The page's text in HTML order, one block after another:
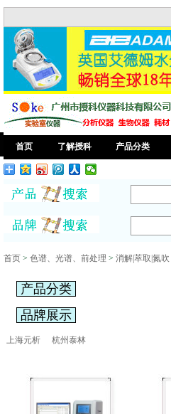
首页 了解授科 产品分类
首页> 色谱、光谱、前处理 > 消解|萃取|氮吹
产品分类
品牌展示
上海元析 杭州泰林